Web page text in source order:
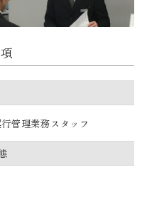
管理業務スタッフ